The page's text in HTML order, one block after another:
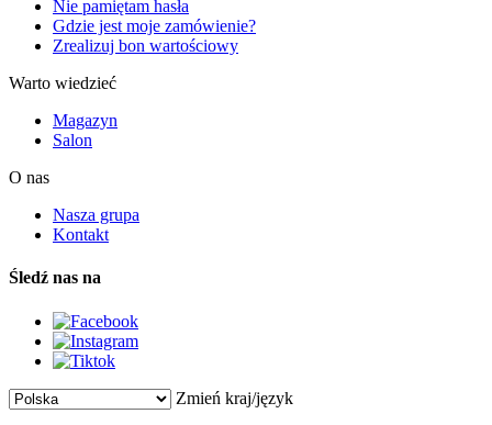
Nie pamiętam hasła
Gdzie jest moje zamówienie?
Zrealizuj bon wartościowy
Warto wiedzieć
Magazyn
Salon
O nas
Nasza grupa
Kontakt
Śledź nas na
Zmień kraj/język